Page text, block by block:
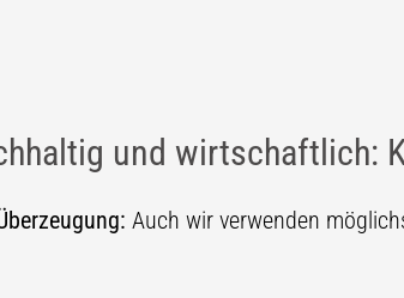
und wirtschaftlich:
Auch wir verwenden